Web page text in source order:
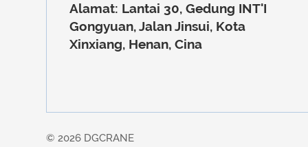
Alamat: Lantai 30, Gedung INT'I
Gongyuan, Jalan Jinsui, Kota
Xinxiang, Henan, Cina
© 2026 DGCRANE